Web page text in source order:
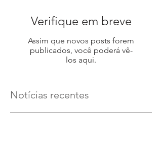
Verifique em breve
Assim que novos posts forem
publicados, você poderá vê-
los aqui.
Notícias recentes